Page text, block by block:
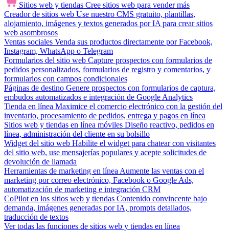
Sitios web y tiendas Cree sitios web para vender más
Creador de sitios web Use nuestro CMS gratuito, plantillas,
alojamiento, imágenes y textos generados por IA para crear sitios
web asombrosos
Ventas sociales Venda sus productos directamente por Facebook,
Instagram, WhatsApp o Telegram
Formularios del sitio web Capture prospectos con formularios de
pedidos personalizados, formularios de registro y comentarios, y
formularios con campos condicionales
Páginas de destino Genere prospectos con formularios de captura,
embudos automatizados e integración de Google Analytics
Tienda en línea Maximice el comercio electrónico con la gestión del
inventario, procesamiento de pedidos, entrega y pagos en línea
Sitios web y tiendas en línea móviles Diseño reactivo, pedidos en
línea, administración del cliente en su bolsillo
Widget del sitio web Habilite el widget para chatear con visitantes
del sitio web, use mensajerías populares y acepte solicitudes de
devolución de llamada
Herramientas de marketing en línea Aumente las ventas con el
marketing por correo electrónico, Facebook o Google Ads,
automatización de marketing e integración CRM
CoPilot en los sitios web y tiendas Contenido convincente bajo
demanda, imágenes generadas por IA, prompts detallados,
traducción de textos
Ver todas las funciones de sitios web y tiendas en línea